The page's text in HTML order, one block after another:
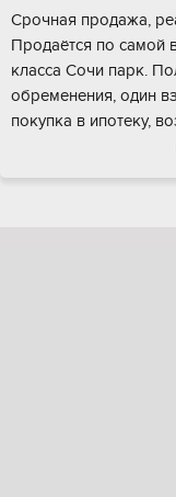
Срочная продажа,
Продаётся по самой
класса Сочи парк.
обременения, один
покупка в ипотеку,